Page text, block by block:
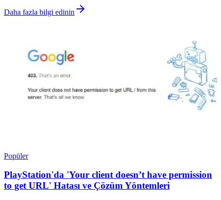
Daha fazla bilgi edinin
Popüler
PlayStation'da 'Your client doesn’t have permission
to get URL' Hatası ve Çözüm Yöntemleri